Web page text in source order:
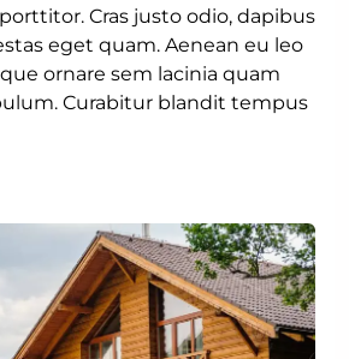
Cras justo odio, dapibus
eget quam. Aenean eu leo
ornare sem lacinia quam
Curabitur blandit tempus